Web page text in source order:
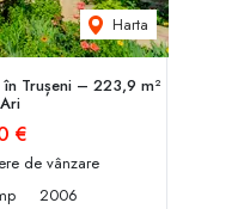
Harta
în Trușeni – 223,9 m²
€
de vânzare
2006